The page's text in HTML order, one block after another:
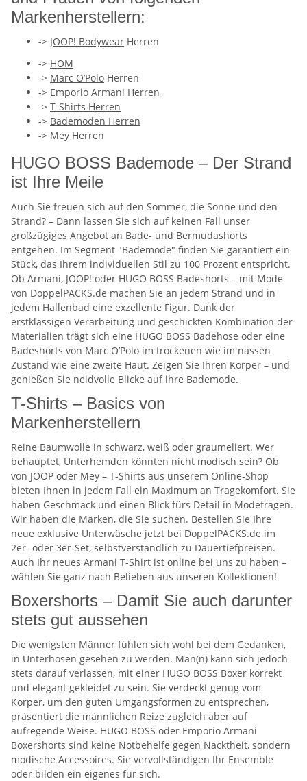
Markenherstellern:
-> JOOP! Bodywear Herren
-> HOM
-> Marc O’Polo Herren
-> Emporio Armani Herren
-> T-Shirts Herren
-> Bademoden Herren
-> Mey Herren
HUGO BOSS Bademode – Der Strand
ist Ihre Meile
Auch Sie freuen sich auf den Sommer, die Sonne und den
Strand? – Dann lassen Sie sich auf keinen Fall unser
großzügiges Angebot an Bade- und Bermudashorts
entgehen. Im Segment "Bademode" finden Sie garantiert ein
Stück, das Ihrem individuellen Stil zu 100 Prozent entspricht.
Ob Armani, JOOP! oder HUGO BOSS Badeshorts – mit Mode
von DoppelPACKS.de machen Sie an jedem Strand und in
jedem Hallenbad eine exzellente Figur. Dank der
erstklassigen Verarbeitung und geschickten Kombination der
Materialien trägt sich eine HUGO BOSS Badehose oder eine
Badeshorts von Marc O’Polo im trockenen wie im nassen
Zustand wie eine zweite Haut. Zeigen Sie Ihren Körper – und
genießen Sie neidvolle Blicke auf ihre Bademode.
T-Shirts – Basics von
Markenherstellern
Reine Baumwolle in schwarz, weiß oder graumeliert. Wer
behauptet, Unterhemden könnten nicht modisch sein? Ob
von JOOP oder Mey – T-Shirts aus unserem Online-Shop
bieten Ihnen in jedem Fall ein Maximum an Tragekomfort. Sie
haben Geschmack und einen Blick fürs Detail in Modefragen.
Wir haben die Marken, die Sie suchen. Bestellen Sie Ihre
neue exklusive Unterwäsche jetzt bei DoppelPACKS.de im
2er- oder 3er-Set, selbstverständlich zu Dauertiefpreisen.
Auch Ihr neues Armani T-Shirt ist online bei uns zu haben –
wählen Sie ganz nach Belieben aus unseren Kollektionen!
Boxershorts – Damit Sie auch darunter
stets gut aussehen
Die wenigsten Männer fühlen sich wohl bei dem Gedanken,
in Unterhosen gesehen zu werden. Man(n) kann sich jedoch
stets darauf verlassen, mit einer HUGO BOSS Boxer korrekt
und elegant gekleidet zu sein. Sie verdeckt genug vom
Körper, um den guten Umgangsformen zu entsprechen,
präsentiert die männlichen Reize zugleich aber auf
aufregende Weise. HUGO BOSS oder Emporio Armani
Boxershorts sind keine Notbehelfe gegen Nacktheit, sondern
modische Accessoires. Sie vervollständigen Ihr Ensemble
oder bilden ein eigenes für sich.